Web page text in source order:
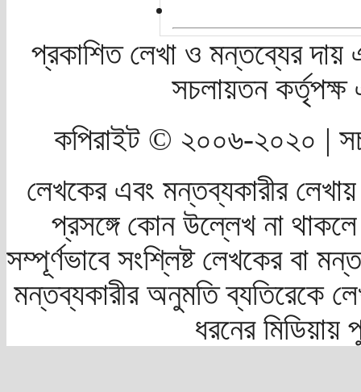
প্রকাশিত লেখা ও মন্তব্যের দায়
সচলায়তন
কপিরাইট © ২০০৬-২০২০ |
লেখকের এবং মন্তব্যকারীর
প্রসঙ্গে কোন উল্লেখ না
সম্পূর্ণভাবে সংশ্লিষ্ট লেখকের বা
মন্তব্যকারীর অনুমতি ব্যতিরেকে
ধরনের মিডিয়ায়